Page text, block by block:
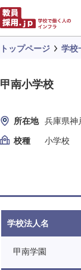
トップページ 学校
甲南小学校
所在地 兵庫県神
校種
小学校
学校法人名
甲南学園